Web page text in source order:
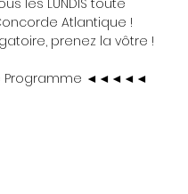
les LUNDIS toute
Atlantique !
prenez la vôtre !
◄◄◄◄◄